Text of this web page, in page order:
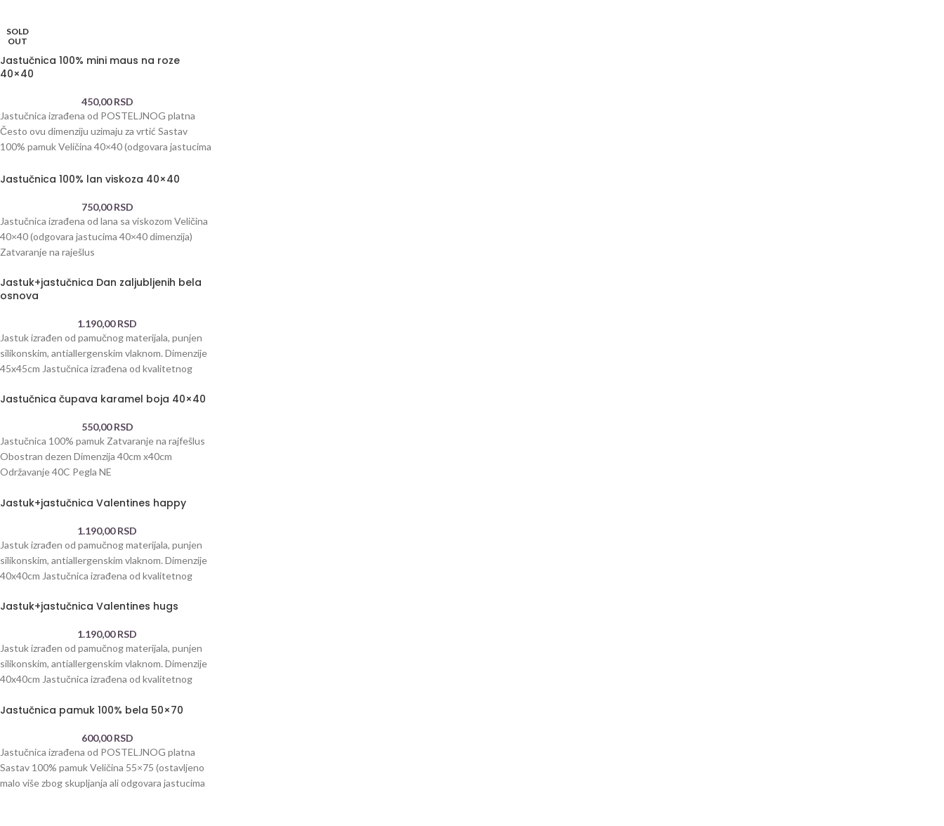
SOLD
OUT
Jastučnica 100% mini maus na roze
40×40
450,00RSD
Jastučnica izrađena od POSTELJNOG platna
Često ovu dimenziju uzimaju za vrtić Sastav
100% pamuk Veličina 40×40 (odgovara jastucima
Jastučnica 100% lan viskoza 40×40
750,00RSD
Jastučnica izrađena od lana sa viskozom Veličina
40×40 (odgovara jastucima 40×40 dimenzija)
Zatvaranje na raješlus
Jastuk+jastučnica Dan zaljubljenih bela
osnova
1.190,00RSD
Jastuk izrađen od pamučnog materijala, punjen
silikonskim, antiallergenskim vlaknom. Dimenzije
45x45cm Jastučnica izrađena od kvalitetnog
Jastučnica čupava karamel boja 40×40
550,00RSD
Jastučnica 100% pamuk Zatvaranje na rajfešlus
Obostran dezen Dimenzija 40cm x40cm
Održavanje 40C Pegla NE
Jastuk+jastučnica Valentines happy
1.190,00RSD
Jastuk izrađen od pamučnog materijala, punjen
silikonskim, antiallergenskim vlaknom. Dimenzije
40x40cm Jastučnica izrađena od kvalitetnog
Jastuk+jastučnica Valentines hugs
1.190,00RSD
Jastuk izrađen od pamučnog materijala, punjen
silikonskim, antiallergenskim vlaknom. Dimenzije
40x40cm Jastučnica izrađena od kvalitetnog
Jastučnica pamuk 100% bela 50×70
600,00RSD
Jastučnica izrađena od POSTELJNOG platna
Sastav 100% pamuk Veličina 55×75 (ostavljeno
malo više zbog skupljanja ali odgovara jastucima